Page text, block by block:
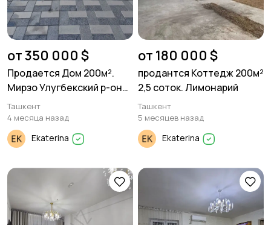
от 350 000 $
Продается Дом 200м².
Мирзо Улугбекский р-он
Геофизика махалля
Заковат. 6 соток.
Ташкент
4 месяца назад
Ekaterina
от 180 000 $
продантся Коттедж 200м²
2,5 соток. Лимонарий
Ташкент
5 месяцев назад
Ekaterina